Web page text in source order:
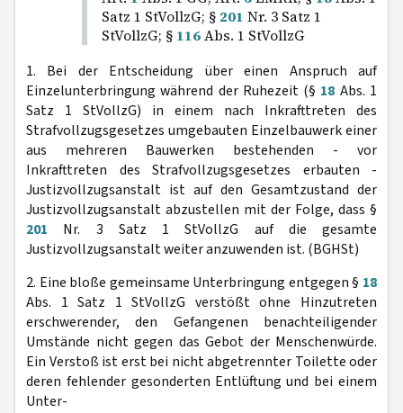
Satz 1 StVollzG; § 201 Nr. 3 Satz 1
StVollzG; § 116Abs. 1 StVollzG
1. Bei der Entscheidung über einen Anspruch auf
Einzelunterbringung während der Ruhezeit (§ 18 Abs. 1
Satz 1 StVollzG) in einem nach Inkrafttreten des
Strafvollzugsgesetzes umgebauten Einzelbauwerk einer
aus mehreren Bauwerken bestehenden - vor
Inkrafttreten des Strafvollzugsgesetzes erbauten -
Justizvollzugsanstalt ist auf den Gesamtzustand der
Justizvollzugsanstalt abzustellen mit der Folge, dass §
201 Nr. 3 Satz 1 StVollzG auf die gesamte
Justizvollzugsanstalt weiter anzuwenden ist. (BGHSt)
2. Eine bloße gemeinsame Unterbringung entgegen § 18
Abs. 1 Satz 1 StVollzG verstößt ohne Hinzutreten
erschwerender, den Gefangenen benachteiligender
Umstände nicht gegen das Gebot der Menschenwürde.
Ein Verstoß ist erst bei nicht abgetrennter Toilette oder
deren fehlender gesonderten Entlüftung und bei einem
Unter-